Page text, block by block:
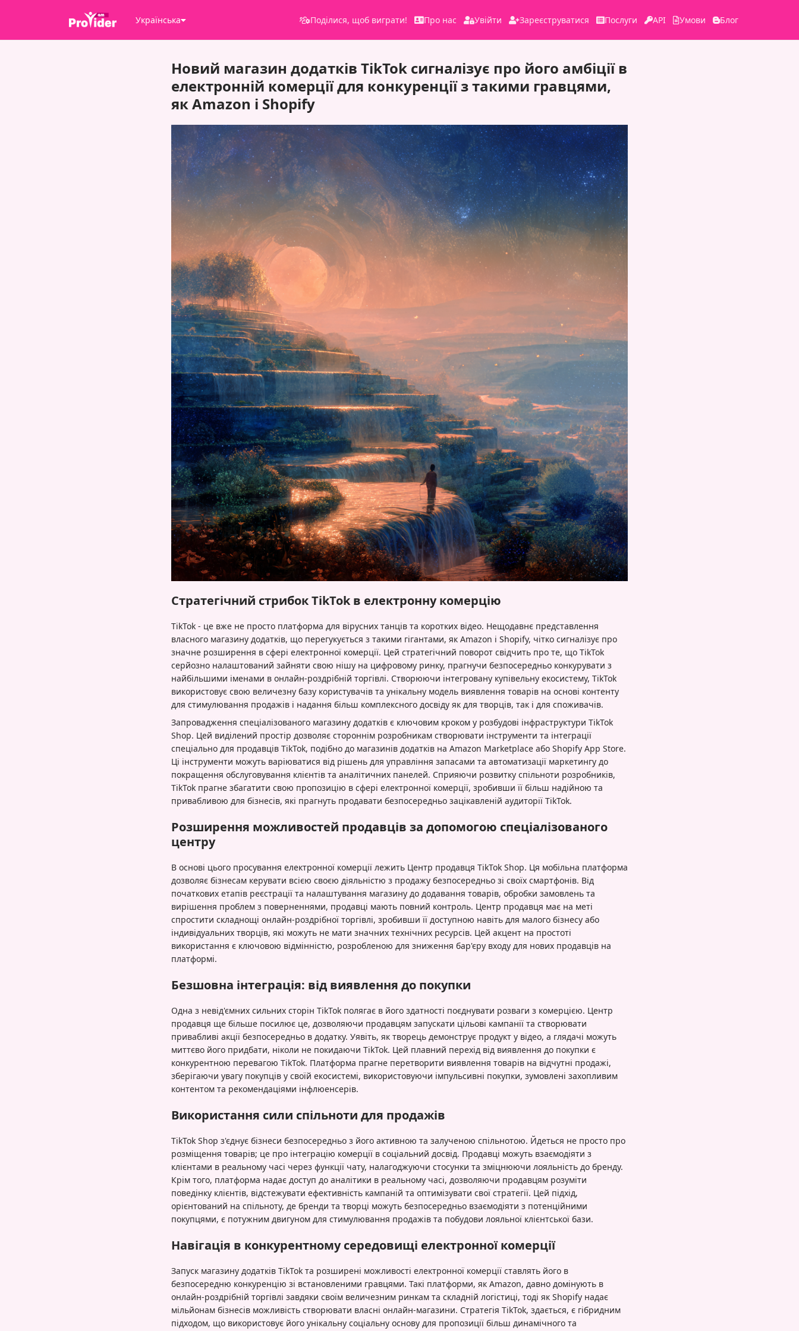
Українська Поділися, щоб виграти! Про нас Увійти Зареєструватися Послуги API Умови Блог
Новий магазин додатків TikTok сигналізує про його амбіції в
електронній комерції для конкуренції з такими гравцями,
як Amazon і Shopify
Стратегічний стрибок TikTok в електронну комерцію
TikTok - це вже не просто платформа для вірусних танців та коротких відео. Нещодавнє представлення
власного магазину додатків, що перегукується з такими гігантами, як Amazon і Shopify, чітко сигналізує про
значне розширення в сфері електронної комерції. Цей стратегічний поворот свідчить про те, що TikTok
серйозно налаштований зайняти свою нішу на цифровому ринку, прагнучи безпосередньо конкурувати з
найбільшими іменами в онлайн-роздрібній торгівлі. Створюючи інтегровану купівельну екосистему, TikTok
використовує свою величезну базу користувачів та унікальну модель виявлення товарів на основі контенту
для стимулювання продажів і надання більш комплексного досвіду як для творців, так і для споживачів.
Запровадження спеціалізованого магазину додатків є ключовим кроком у розбудові інфраструктури TikTok
Shop. Цей виділений простір дозволяє стороннім розробникам створювати інструменти та інтеграції
спеціально для продавців TikTok, подібно до магазинів додатків на Amazon Marketplace або Shopify App Store.
Ці інструменти можуть варіюватися від рішень для управління запасами та автоматизації маркетингу до
покращення обслуговування клієнтів та аналітичних панелей. Сприяючи розвитку спільноти розробників,
TikTok прагне збагатити свою пропозицію в сфері електронної комерції, зробивши її більш надійною та
привабливою для бізнесів, які прагнуть продавати безпосередньо зацікавленій аудиторії TikTok.
Розширення можливостей продавців за допомогою спеціалізованого
центру
В основі цього просування електронної комерції лежить Центр продавця TikTok Shop. Ця мобільна платформа
дозволяє бізнесам керувати всією своєю діяльністю з продажу безпосередньо зі своїх смартфонів. Від
початкових етапів реєстрації та налаштування магазину до додавання товарів, обробки замовлень та
вирішення проблем з поверненнями, продавці мають повний контроль. Центр продавця має на меті
спростити складнощі онлайн-роздрібної торгівлі, зробивши її доступною навіть для малого бізнесу або
індивідуальних творців, які можуть не мати значних технічних ресурсів. Цей акцент на простоті
використання є ключовою відмінністю, розробленою для зниження бар'єру входу для нових продавців на
платформі.
Безшовна інтеграція: від виявлення до покупки
Одна з невід'ємних сильних сторін TikTok полягає в його здатності поєднувати розваги з комерцією. Центр
продавця ще більше посилює це, дозволяючи продавцям запускати цільові кампанії та створювати
привабливі акції безпосередньо в додатку. Уявіть, як творець демонструє продукт у відео, а глядачі можуть
миттєво його придбати, ніколи не покидаючи TikTok. Цей плавний перехід від виявлення до покупки є
конкурентною перевагою TikTok. Платформа прагне перетворити виявлення товарів на відчутні продажі,
зберігаючи увагу покупців у своїй екосистемі, використовуючи імпульсивні покупки, зумовлені захопливим
контентом та рекомендаціями інфлюенсерів.
Використання сили спільноти для продажів
TikTok Shop з'єднує бізнеси безпосередньо з його активною та залученою спільнотою. Йдеться не просто про
розміщення товарів; це про інтеграцію комерції в соціальний досвід. Продавці можуть взаємодіяти з
клієнтами в реальному часі через функції чату, налагоджуючи стосунки та зміцнюючи лояльність до бренду.
Крім того, платформа надає доступ до аналітики в реальному часі, дозволяючи продавцям розуміти
поведінку клієнтів, відстежувати ефективність кампаній та оптимізувати свої стратегії. Цей підхід,
орієнтований на спільноту, де бренди та творці можуть безпосередньо взаємодіяти з потенційними
покупцями, є потужним двигуном для стимулювання продажів та побудови лояльної клієнтської бази.
Навігація в конкурентному середовищі електронної комерції
Запуск магазину додатків TikTok та розширені можливості електронної комерції ставлять його в
безпосередню конкуренцію зі встановленими гравцями. Такі платформи, як Amazon, давно домінують в
онлайн-роздрібній торгівлі завдяки своїм величезним ринкам та складній логістиці, тоді як Shopify надає
мільйонам бізнесів можливість створювати власні онлайн-магазини. Стратегія TikTok, здається, є гібридним
підходом, що використовує його унікальну соціальну основу для пропозиції більш динамічного та